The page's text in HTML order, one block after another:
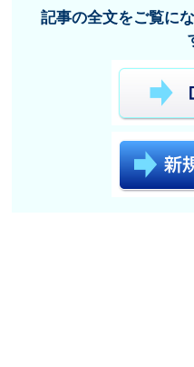
記事の全文をご覧に